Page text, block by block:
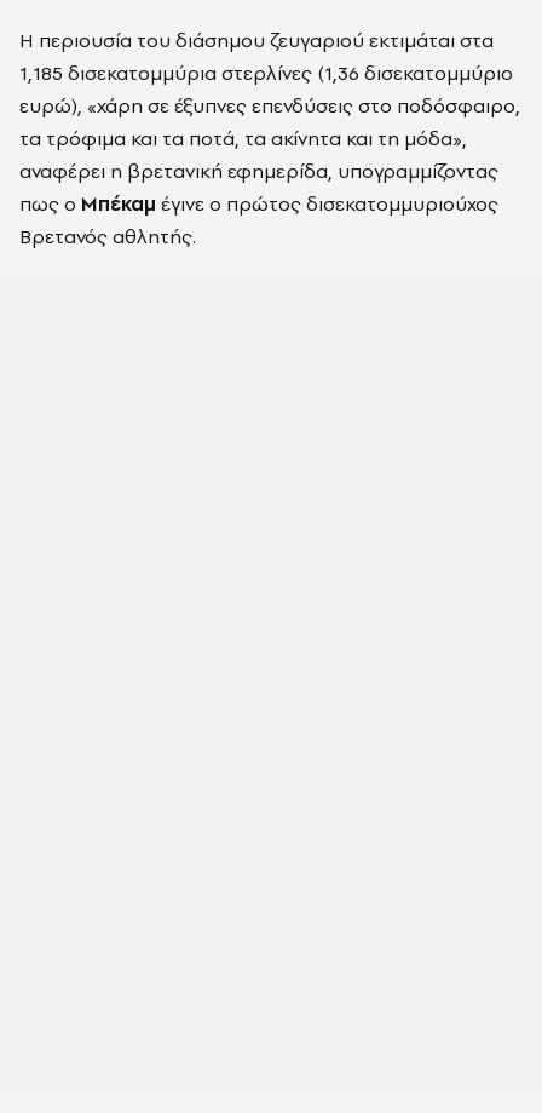
Η περιουσία του διάσημου ζευγαριού εκτιμάται στα
1,185 δισεκατομμύρια στερλίνες (1,36 δισεκατομμύριο
ευρώ), «χάρη σε έξυπνες επενδύσεις στο ποδόσφαιρο,
τα τρόφιμα και τα ποτά, τα ακίνητα και τη μόδα»,
αναφέρει η βρετανική εφημερίδα, υπογραμμίζοντας
πως ο Μπέκαμ έγινε ο πρώτος δισεκατομμυριούχος
Βρετανός αθλητής.